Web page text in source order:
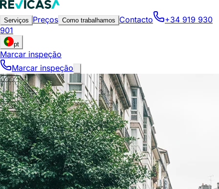
Serviços Preços Como trabalhamos Contacto
+34 919 930
901
pt
Marcar inspeção
Marcar inspeção